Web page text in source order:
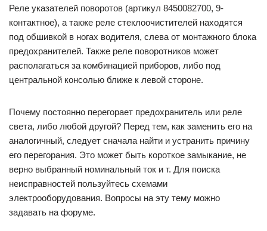
Реле указателей поворотов (артикул 8450082700, 9-
контактное), а также реле стеклоочистителей находятся
под обшивкой в ногах водителя, слева от монтажного блока
предохранителей. Также реле поворотников может
располагаться за комбинацией приборов, либо под
центральной консолью ближе к левой стороне.
Почему постоянно перегорает предохранитель или реле
света, либо любой другой? Перед тем, как заменить его на
аналогичный, следует сначала найти и устранить причину
его перегорания. Это может быть короткое замыкание, не
верно выбранный номинальный ток и т. Для поиска
неисправностей пользуйтесь схемами
электрооборудования. Вопросы на эту тему можно
задавать на форуме.